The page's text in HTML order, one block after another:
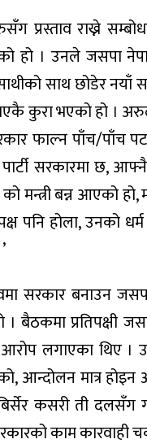
प्रस्ताव राख्ने
हो । उनले जसपा
साथ छोडेर नयाँ
भएकै कुरा भएको हो ।
फाल्न पाँच/पाँच
सरकारमा छ, आफ्नै
मन्त्री बन्न आएको
होला, उनको धर्म
सरकार बनाउन
बैठकमा प्रतिपक्षी
लगाएका थिए ।
आन्दोलन मात्र
कसरी ती दलसँग
सरकारको काम